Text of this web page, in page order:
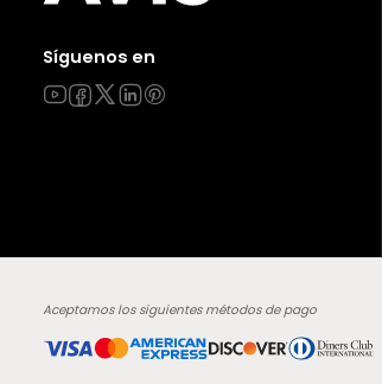
Síguenos en
Aceptamos los siguientes métodos de pago